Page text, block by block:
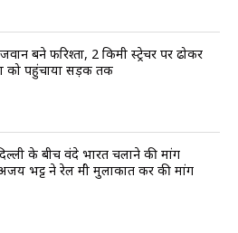
बने फरिश्ता, 2 किमी स्ट्रेचर पर ढोकर
को पहुंचाया सड़क तक
के बीच वंदे भारत चलाने की मांग
भट्ट ने रेल मंत्री मुलाकात कर की मांग